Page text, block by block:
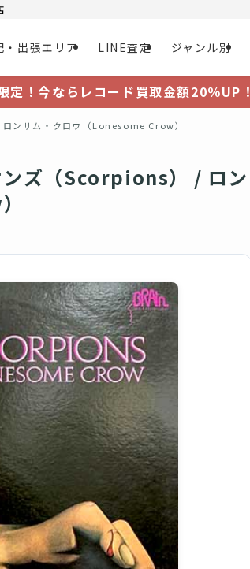
・出張エリア LINE査定 ジャンル別
定！今ならレコード買取金額20％UP！
ンサム・クロウ（Lonesome Crow）
ンズ（Scorpions） / ロン